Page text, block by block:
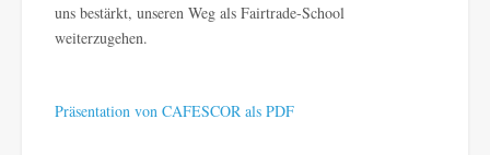
uns bestärkt, unseren Weg als Fairtrade-School
weiterzugehen.
Präsentation von CAFESCOR als PDF